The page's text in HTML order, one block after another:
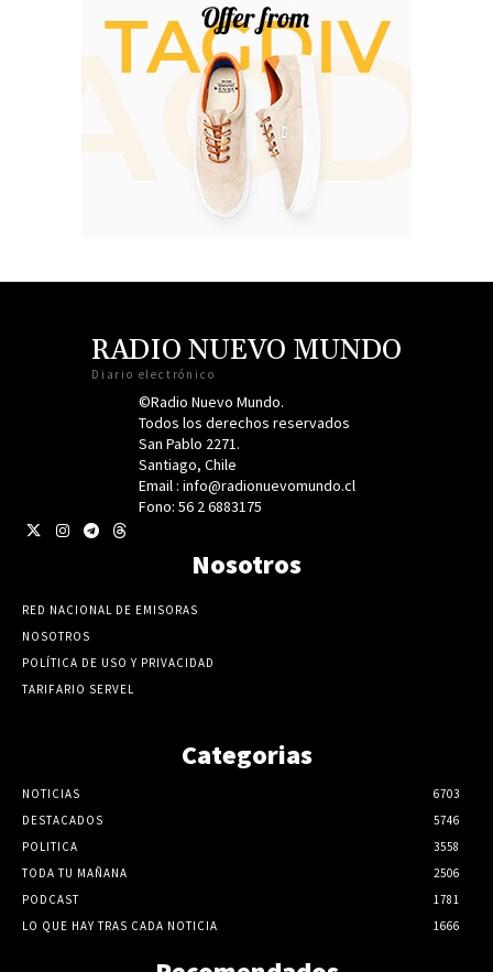
RADIO NUEVO MUNDO
Diario electrónico
©Radio Nuevo Mundo.
Todos los derechos reservados
San Pablo 2271.
Santiago, Chile
Email : info@radionuevomundo.cl
Fono: 56 2 6883175
Nosotros
RED NACIONAL DE EMISORAS
NOSOTROS
POLÍTICA DE USO Y PRIVACIDAD
TARIFARIO SERVEL
Categorias
NOTICIAS
6703
DESTACADOS
5746
POLITICA
3558
TODA TU MAÑANA
2506
PODCAST
1781
LO QUE HAY TRAS CADA NOTICIA
1666